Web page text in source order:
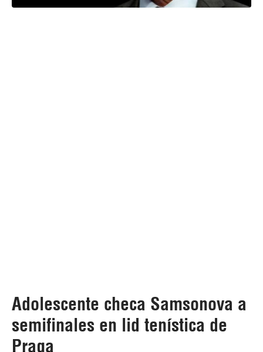
Adolescente checa Samsonova a
semifinales en lid tenística de
Praga